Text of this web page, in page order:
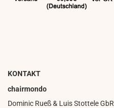
KONTAKT
chairmondo
Dominic Rueß & Luis Stottele GbR